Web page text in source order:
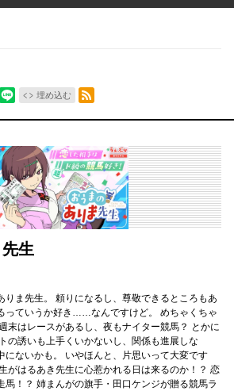
埋め込む
RSSフィード
生
りま先生。 頼りになるし、尊敬できるところもあ
っていうか好き……なんですけど。 めちゃくちゃ
末はレースがあるし、夜もナイター競馬？ とかに
の誘いも上手くいかないし、関係も進展しな
ないかも。 いやほんと、片思いって大変です
がはるあき先生に心惹かれる日は来るのか！？ 恋
馬！？ 姉まんがの旗手・田口ケンジが贈る競馬ラ